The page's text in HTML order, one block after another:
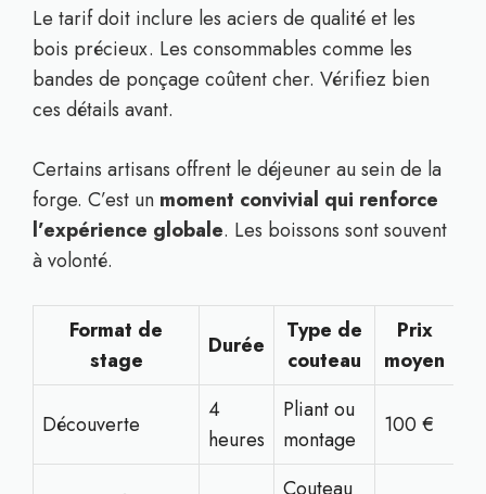
Le tarif doit inclure les aciers de qualité et les
bois précieux. Les consommables comme les
bandes de ponçage coûtent cher. Vérifiez bien
ces détails avant.
Certains artisans offrent le déjeuner au sein de la
forge. C’est un moment convivial qui renforce
l’expérience globale. Les boissons sont souvent
à volonté.
Format de
stage
Durée
Type de
couteau
Prix
moyen
Découverte
4
heures
Pliant ou
montage
100 €